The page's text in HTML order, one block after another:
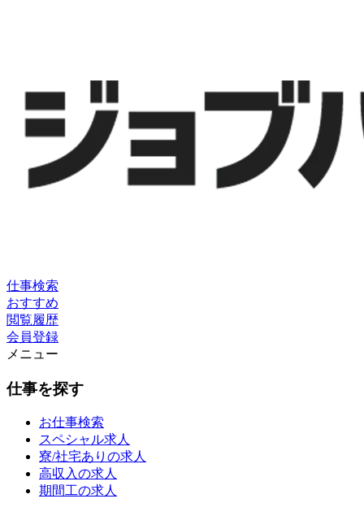
仕事検索
おすすめ
閲覧履歴
会員登録
メニュー
仕事を探す
お仕事検索
スペシャル求人
寮/社宅ありの求人
高収入の求人
期間工の求人